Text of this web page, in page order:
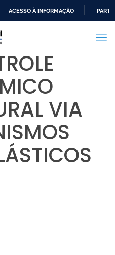
PARA
CONTEÚDO
ACESSO À INFORMAÇÃO
VIA